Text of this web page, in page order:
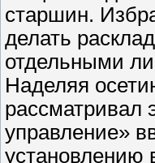
старшин.
делать
отдельными
Наделяя
рассматривал
управление»
установлению